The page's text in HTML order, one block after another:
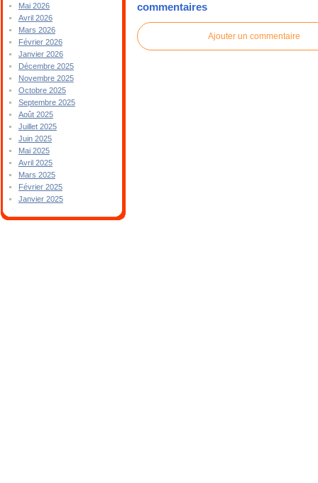
Mai 2026
Avril 2026
Mars 2026
Février 2026
Janvier 2026
Décembre 2025
Novembre 2025
Octobre 2025
Septembre 2025
Août 2025
Juillet 2025
Juin 2025
Mai 2025
Avril 2025
Mars 2025
Février 2025
Janvier 2025
commentaires
Ajouter un commentaire